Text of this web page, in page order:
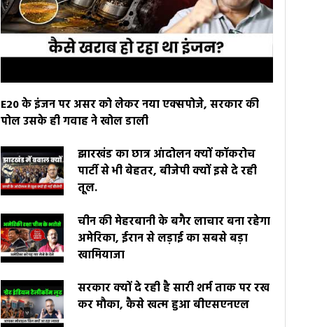
E20 के इंजन पर असर को लेकर नया एक्सपोजे, सरकार की
पोल उसके ही गवाह ने खोल डाली
झारखंड का छात्र आंदोलन क्यों कॉकरोच
पार्टी से भी बेहतर, बीजेपी क्यों इसे दे रही
तूल.
चीन की मेहरबानी के बगैर लाचार बना रहेगा
अमेरिका, ईरान से लड़ाई का सबसे बड़ा
खामियाजा
सरकार क्यों दे रही है सारी शर्म ताक पर रख
कर मौका, कैसे खत्म हुआ बीएसएनएल